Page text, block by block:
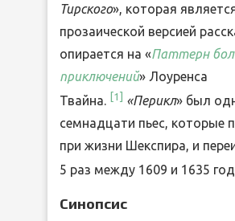
Тирского», которая
прозаической версией
опирается на «Паттерн
приключений» Лоуренса
Твайна. [1 ] «Перикл» был
семнадцати пьес, которые
при жизни Шекспира, и
5 раз между 1609 и 1635
Синопсис